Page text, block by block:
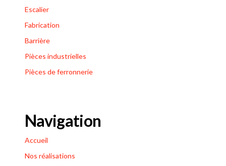
Escalier
Fabrication
Barrière
Pièces industrielles
Pièces de ferronnerie
Navigation
Accueil
Nos réalisations